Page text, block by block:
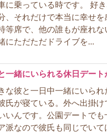
に乗っている時です。 好
、それだけで本当に幸せ
等席で、他の誰もが座れ
にただただドライブを...
一緒にいられる休日デート
な彼と一日中一緒にいら
氏が寝ている。外へ出掛
いんです。公園デートで
派なので彼氏も同じでい